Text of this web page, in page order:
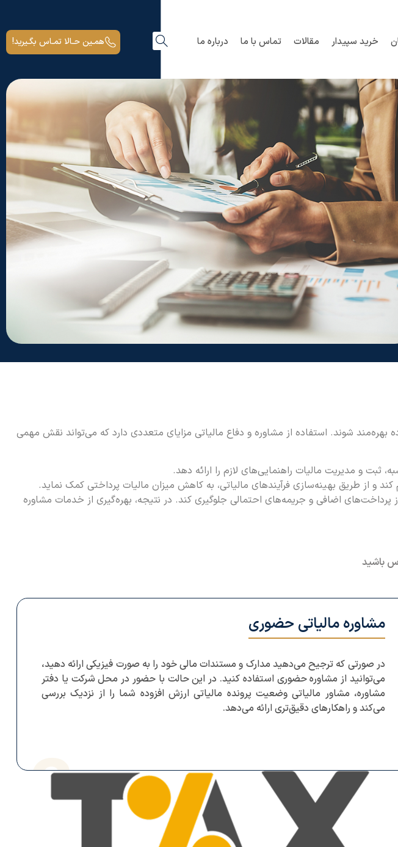
خرید سپیدار مقالات تماس با ما درباره ما همـین حـالا تمـاس بگـیرید!
شوند. استفاده از مشاوره و دفاع مالیاتی مزایای متعددی دارد که می‌تواند نقش مهمی
ثبت و مدیریت مالیات راهنمایی‌های لازم را ارائه دهد.
و از طریق بهینه‌سازی فرآیندهای مالیاتی، به کاهش میزان مالیات پرداختی کمک نماید.
پرداخت‌های اضافی و جریمه‌های احتمالی جلوگیری کند. در نتیجه، بهره‌گیری از خدمات مشاوره
باشید
مشاوره مالیاتی حضوری
در صورتی که ترجیح می‌دهید مدارک و مستندات مالی خود را به صورت فیزیکی ارائه دهید،
می‌توانید از مشاوره حضوری استفاده کنید. در این حالت با حضور در محل شرکت یا دفتر
مشاوره، مشاور مالیاتی وضعیت پرونده مالیاتی ارزش افزوده شما را از نزدیک بررسی
می‌کند و راهکارهای دقیق‌تری ارائه می‌دهد.